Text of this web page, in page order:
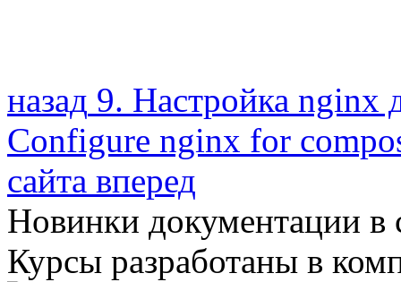
назад 9. Настройка nginx
Configure nginx for
сайта вперед
Новинки документации в
Курсы разработаны в